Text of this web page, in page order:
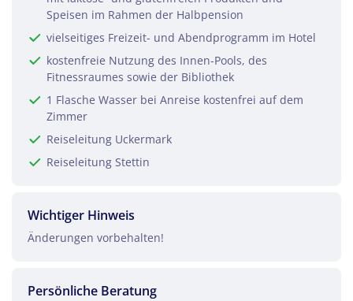
Teile diese Reise
Templin in der Uckermark
Twitter
Speisen im Rahmen der Halbpension
vielseitiges Freizeit- und Abendprogramm im Hotel
kostenfreie Nutzung des Innen-Pools, des
Fitnessraumes sowie der Bibliothek
1 Flasche Wasser bei Anreise kostenfrei auf dem
Zimmer
Reiseleitung Uckermark
Reiseleitung Stettin
Wichtiger Hinweis
Änderungen vorbehalten!
Persönliche Beratung